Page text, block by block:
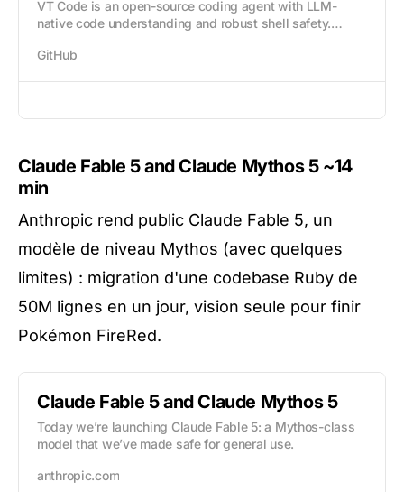
VT Code is an open-source coding agent with LLM-
native code understanding and robust shell safety.
and efficient context management. - vinhnx...
GitHub
Claude Fable 5 and Claude Mythos 5~14
min
Anthropic rend public Claude Fable 5, un
modèle de niveau Mythos (avec quelques
limites) : migration d'une codebase Ruby de
50M lignes en un jour, vision seule pour finir
Pokémon FireRed.
Claude Fable 5 and Claude Mythos 5
Today we’re launching Claude Fable 5: a Mythos-class
model that we’ve made safe for general use.
anthropic.com